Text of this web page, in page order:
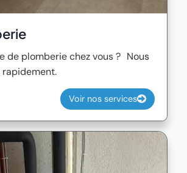
de plomberie chez vous ? Nous
Voir nos services